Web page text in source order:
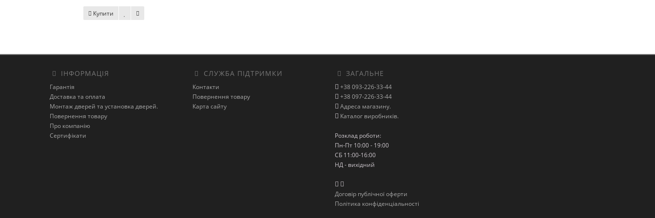
Купити
ІНФОРМАЦІЯ
Гарантія
Доставка та оплата
Монтаж дверей та установка дверей.
Повернення товару
Про компанію
Сертифікати
СЛУЖБА ПІДТРИМКИ
Контакти
Повернення товару
Карта сайту
ЗАГАЛЬНЕ
+38 093-226-33-44
+38 097-226-33-44
Адреса магазину.
Каталог виробників.
Розклад роботи:
Пн-Пт 10:00 - 19:00
СБ 11:00-16:00
НД - вихідний
Договір публічної оферти
Політика конфіденціальності